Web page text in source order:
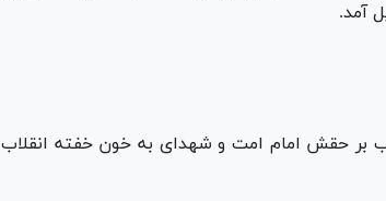
آمد.
بر حقش امام امت و شهدای به خون خفته انقلاب